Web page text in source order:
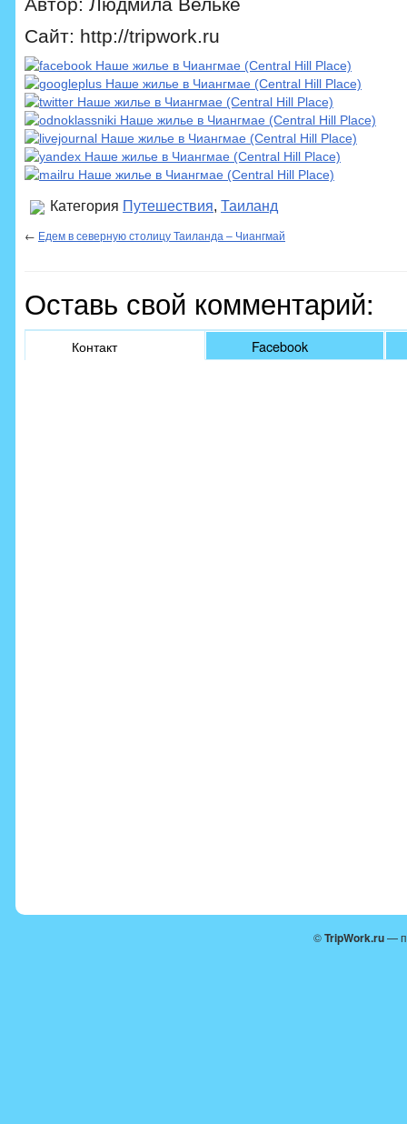
Сайт: http://tripwork.ru
Категория Путешествия, Таиланд
← Едем в северную столицу Таиланда – Чиангмай
Оставь свой комментарий:
Контакт Facebook
©TripWork.ru—